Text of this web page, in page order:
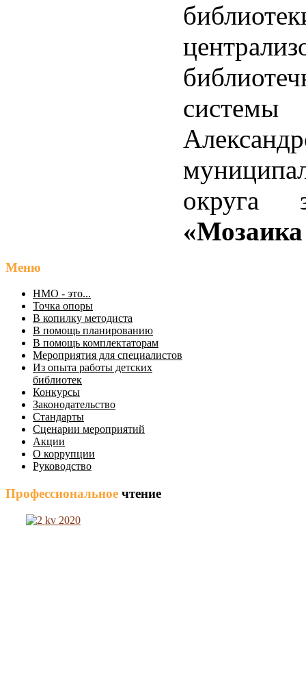
системы
округа
Меню
НМО - это...
Точка опоры
В копилку методиста
В помощь планированию
В помощь комплектаторам
Мероприятия для специалистов
Из опыта работы детских
библиотек
Конкурсы
Законодательство
Стандарты
Сценарии мероприятий
Акции
О коррупции
Руководство
Профессиональное чтение